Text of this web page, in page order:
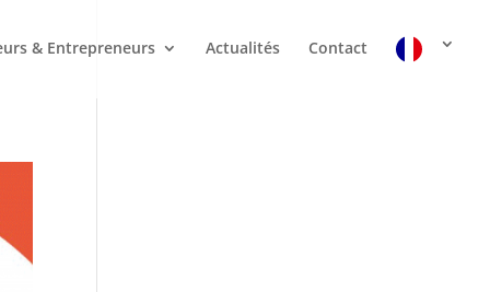
& Entrepreneurs Actualités Contact